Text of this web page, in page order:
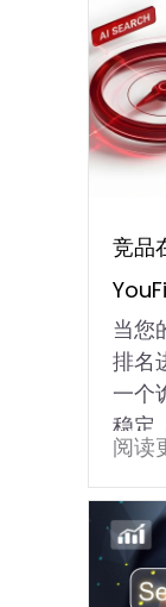
竞品
示
当您
排名
一个
稳定
阅读